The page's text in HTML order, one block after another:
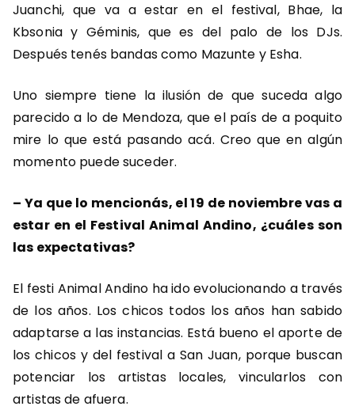
Juanchi, que va a estar en el festival, Bhae, la
Kbsonia y Géminis, que es del palo de los DJs.
Después tenés bandas como Mazunte y Esha.
Uno siempre tiene la ilusión de que suceda algo
parecido a lo de Mendoza, que el país de a poquito
mire lo que está pasando acá. Creo que en algún
momento puede suceder.
– Ya que lo mencionás, el 19 de noviembre vas a
estar en el Festival Animal Andino, ¿cuáles son
las expectativas?
El festi Animal Andino ha ido evolucionando a través
de los años. Los chicos todos los años han sabido
adaptarse a las instancias. Está bueno el aporte de
los chicos y del festival a San Juan, porque buscan
potenciar los artistas locales, vincularlos con
artistas de afuera.